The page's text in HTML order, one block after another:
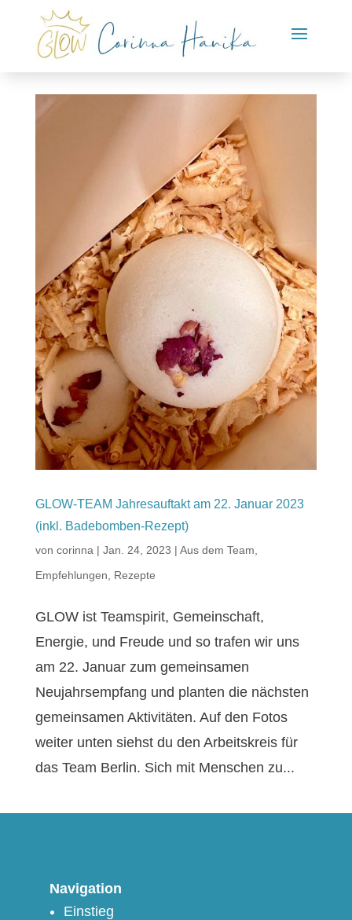
GLOW-TEAM Jahresauftakt am 22. Januar 2023
(inkl. Badebomben-Rezept)
von corinna | Jan. 24, 2023 | Aus dem Team
Empfehlungen
Rezepte
GLOW ist Teamspirit, Gemeinschaft,
Energie, und Freude und so trafen wir uns
am 22. Januar zum gemeinsamen
Neujahrsempfang und planten die nächsten
gemeinsamen Aktivitäten. Auf den Fotos
weiter unten siehst du den Arbeitskreis für
das Team Berlin. Sich mit Menschen zu...
Navigation
Einstieg